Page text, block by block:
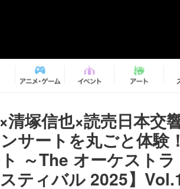
清塚信也×読売日本交
ンサートを丸ごと体
～The オーケスト
ティバル 2025】